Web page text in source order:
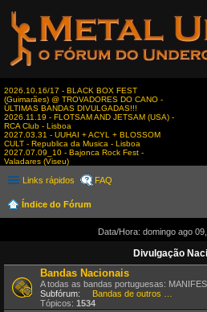
2026.10.16/17 - BLACK BOX FEST
(Guimarães) @ TROVADORES DO CANO -
ÚLTIMAS BANDAS DIVULGADAS!!!
2026.11.19 - FLOTSAM AND JETSAM (USA) -
RCA Club - Lisboa
2027.03.31 - UUHAI + ACYL + BLOSSOM
CULT - Republica da Musica - Lisboa
2027.07.09_10 - Bajonca Rock Fest -
Valadares (Viseu)
Links rápidos FAQ
Índice do Fórum
Data/Hora: domingo ago
Divulgação
Bandas Nacionais
A todas as bandas portuguesas:
Subfórum:
Tópicos: 1534